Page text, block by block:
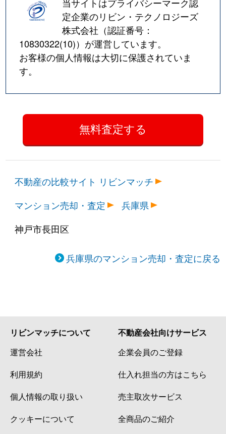
当サイトはプライバシーマーク認
定企業のリビン・テクノロジーズ
株式会社（認証番号：
10830322(10)）が運営しています。
お客様の個人情報は大切に保護されていま
す。
不動産の比較サイト リビンマッチ
マンション売却・査定
兵庫県
神戸市長田区
兵庫県のマンション売却・査定に戻る
リビンマッチについて
運営会社
利用規約
個人情報の取り扱い
クッキーについて
不動産会社向けサービス
企業会員のご登録
仕入れ担当の方はこちら
売主取次サービス
全商品のご紹介